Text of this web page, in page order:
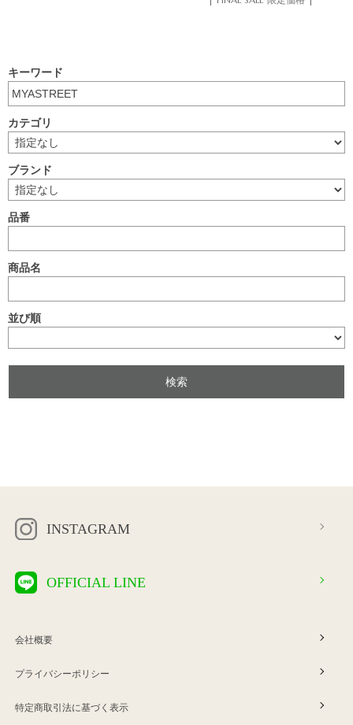
キーワード
カテゴリ
ブランド
品番
商品名
並び順
INSTAGRAM
OFFICIAL LINE
会社概要
プライバシーポリシー
特定商取引法に基づく表示